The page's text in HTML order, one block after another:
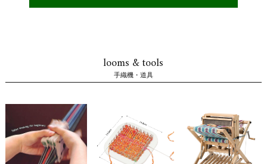
looms & tools
手織機・道具